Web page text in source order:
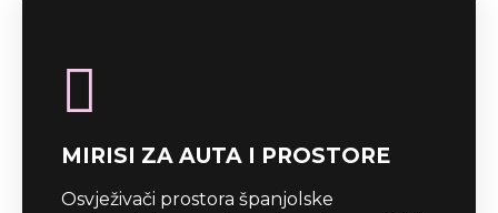
MIRISI ZA AUTA I PROSTORE
Osvježivači prostora španjolske